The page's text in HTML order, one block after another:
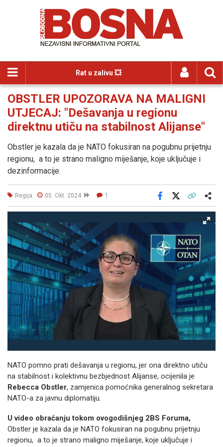
Rat u zalivu 💥
OBSTLER UPOZORAVA NA MALIGNI
UTJECAJ: "Dešavanja u regionu
direktnu utiču na stabilnost Alijanse"
Obstler je kazala da je NATO fokusiran na pogubnu prijetnju
regionu, a to je strano maligno miješanje, koje uključuje i
dezinformacije.
Regija 05. Okt. 2024 1
Facebook
NATO pomno prati dešavanja u regionu, jer ona direktno utiču
na stabilnost i kolektivnu bezbjednost Alijanse, ocijenila je
Rebecca Obstler, zamjenica pomoćnika generalnog sekretara
NATO-a za javnu diplomatiju.
U video obraćanju tokom ovogodišnjeg 2BS Foruma,
Obstler je kazala da je NATO fokusiran na pogubnu prijetnju
regionu, a to je strano maligno miješanje, koje uključuje i